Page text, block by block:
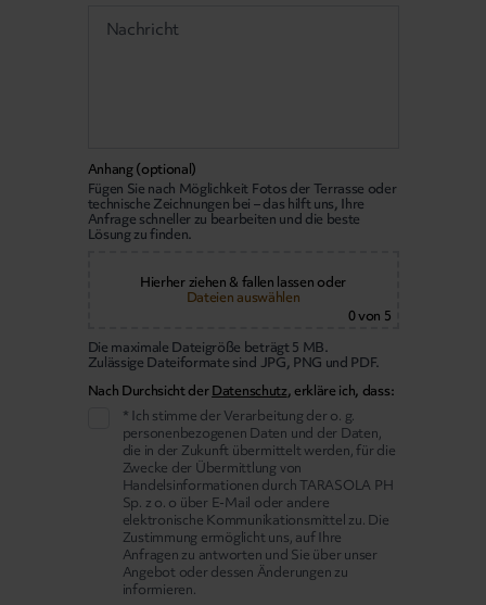
Anhang (optional)
Fügen Sie nach Möglichkeit Fotos der Terrasse oder
technische Zeichnungen bei – das hilft uns, Ihre
Anfrage schneller zu bearbeiten und die beste
Lösung zu finden.
Hierher ziehen & fallen lassen oder
Dateien auswählen
0von 5
Die maximale Dateigröße beträgt 5 MB.
Zulässige Dateiformate sind JPG, PNG und PDF.
Nach Durchsicht derDatenschutz, erkläre ich, dass:
* Ich stimme der Verarbeitung der o. g.
personenbezogenen Daten und der Daten,
die in der Zukunft übermittelt werden, für die
Zwecke der Übermittlung von
Handelsinformationen durch TARASOLA PH
Sp. z o. o über E-Mail oder andere
elektronische Kommunikationsmittel zu. Die
Zustimmung ermöglicht uns, auf Ihre
Anfragen zu antworten und Sie über unser
Angebot oder dessen Änderungen zu
informieren.